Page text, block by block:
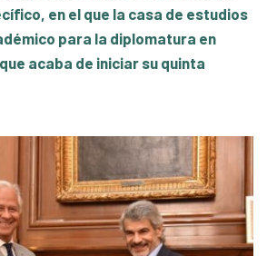
en el que la casa de estudios
para la diplomatura en
acaba de iniciar su quinta